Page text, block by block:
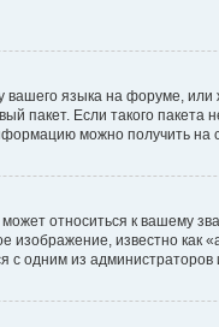
вашего языка на форуме,
пакет. Если такого
можно получить на
относиться к вашему
известно как
одним из администраторов